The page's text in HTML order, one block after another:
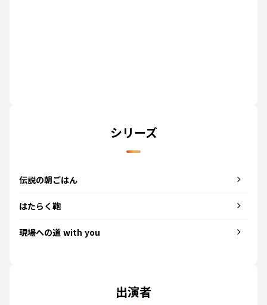
シリーズ
伝説の朝ごはん
はたらく鞄
現場への道 with you
出演者